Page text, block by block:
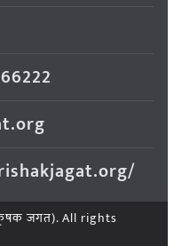
जगत). All rights